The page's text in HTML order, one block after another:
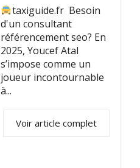
taxiguide.fr Besoin
d'un consultant
référencement seo? En
2025, Youcef Atal
s’impose comme un
joueur incontournable
à...
Voir article complet